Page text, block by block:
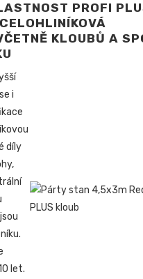
PROFI
KLOUBŮ A
i
díly
let.